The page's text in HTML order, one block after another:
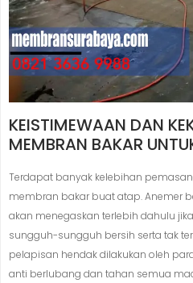
KEISTIMEWAAN DAN
MEMBRAN BAKAR
Terdapat banyak kelebihan
membran bakar buat atap. Anemer
akan menegaskan terlebih dahulu
sungguh-sungguh bersih serta tak
pelapisan hendak dilakukan oleh
anti berlubang dan tahan semua